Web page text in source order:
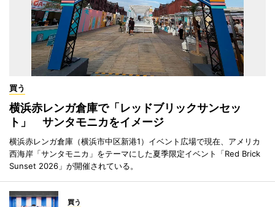
買う
横浜赤レンガ倉庫で「レッドブリックサンセッ
ト」 サンタモニカをイメージ
横浜赤レンガ倉庫（横浜市中区新港1）イベント広場で現在、アメリカ
西海岸「サンタモニカ」をテーマにした夏季限定イベント「Red Brick
Sunset 2026」が開催されている。
買う